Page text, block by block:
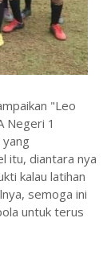
"Leo
Negeri 1
itu, diantara nya
kalau latihan
semoga ini
untuk terus